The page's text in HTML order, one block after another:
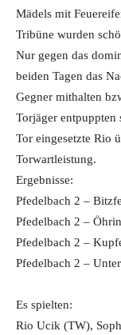
Mädels mit
Tribüne wurden
Nur gegen das
beiden Tagen das
Gegner mithalten
Torjäger
Tor eingesetzte Rio
Torwartleistung.
Ergebnisse:
Pfedelbach 2 –
Pfedelbach 2 –
Pfedelbach 2 –
Pfedelbach 2 –
Es spielten:
Rio Ucik (TW),